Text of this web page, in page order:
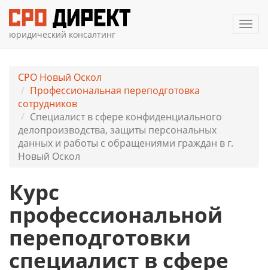
юридический консалтинг
СРО Новый Оскол
Профессиональная переподготовка
сотрудников
Специалист в сфере конфиденциального
делопроизводства, защиты персональных
данных и работы с обращениями граждан в г.
Новый Оскол
Курс
профессиональной
переподготовки
специалист в сфере